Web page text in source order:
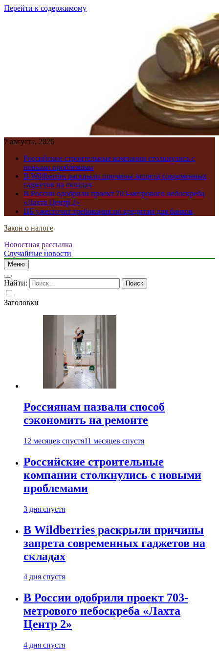
Перейти к содержимому
7 августа, 2026
Российские строительные компании столкнулись с
новыми проблемами
В Wildberries раскрыли причины запрета современных
гаджетов на складах
В России одобрили проект 703-метрового небоскреба
«Лахта Центр 2»
ЦБ ужесточит требования по кредитам для банков
Закон о налоге
Новостная рассылка
Случайные новости
Меню
Найти:
Заголовки
Россиянам назвали способ
сэкономить на ремонте
12 месяцев спустя11 месяцев спустя
Российские строительные
компании столкнулись с новыми
проблемами
3 дня спустя
В Wildberries раскрыли причины
запрета современных гаджетов на
складах
4 дня спустя
В России одобрили проект 703-
метрового небоскреба «Лахта
Центр 2»
4 дня спустя